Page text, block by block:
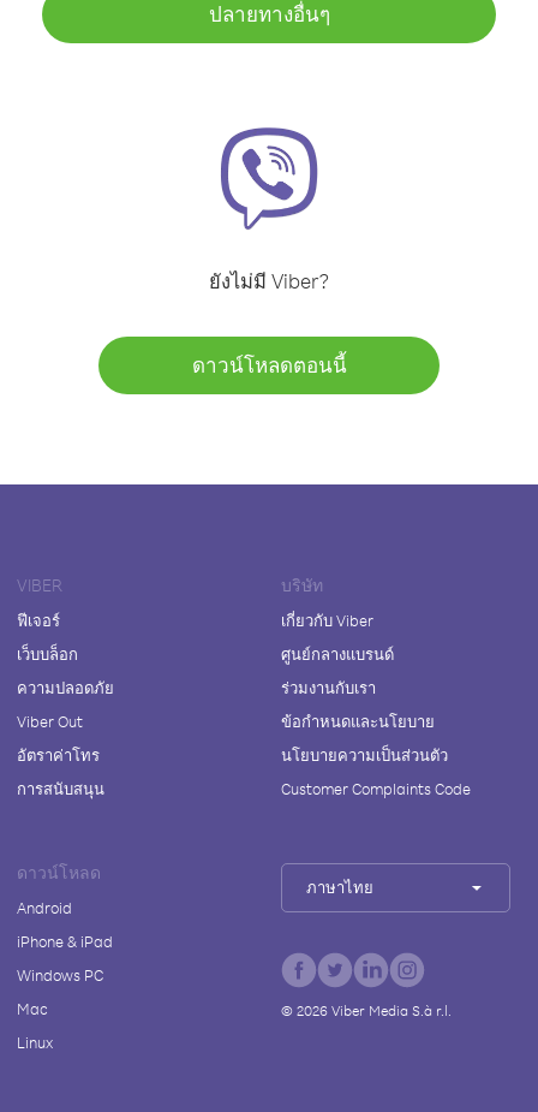
ปลายทางอื่นๆ
ยังไม่มี Viber?
ดาวน์โหลดตอนนี้
VIBER
ฟีเจอร์
เว็บบล็อก
ความปลอดภัย
Viber Out
อัตราค่าโทร
การสนับสนุน
บริษัท
เกี่ยวกับ Viber
ศูนย์กลางแบรนด์
ร่วมงานกับเรา
ข้อกำหนดและนโยบาย
นโยบายความเป็นส่วนตัว
Customer Complaints Code
ดาวน์โหลด
Android
iPhone & iPad
Windows PC
Mac
Linux
ภาษาไทย
© 2026Viber Media S.à r.l.